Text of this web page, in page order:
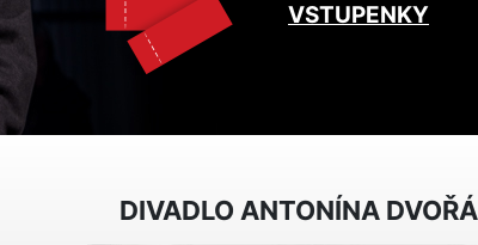
VSTUPENKY
DIVADLO ANTONÍNA